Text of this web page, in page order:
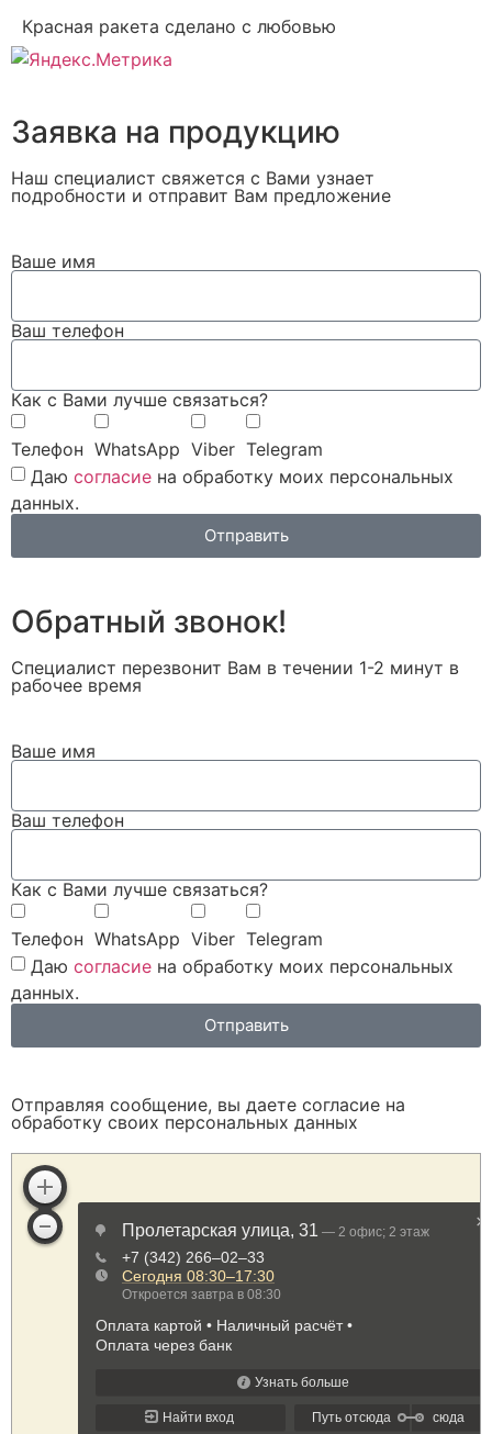
Красная ракета сделано с любовью
Заявка на продукцию
Наш специалист свяжется с Вами узнает
подробности и отправит Вам предложение
Ваше имя
Ваш телефон
Как с Вами лучше связаться?
Телефон WhatsApp Viber Telegram
Даю согласие на обработку моих персональных
данных.
Отправить
Обратный звонок!
Специалист перезвонит Вам в течении 1-2 минут в
рабочее время
Ваше имя
Ваш телефон
Как с Вами лучше связаться?
Телефон WhatsApp Viber Telegram
Даю согласие на обработку моих персональных
данных.
Отправить
Отправляя сообщение, вы даете согласие на
обработку своих персональных данных